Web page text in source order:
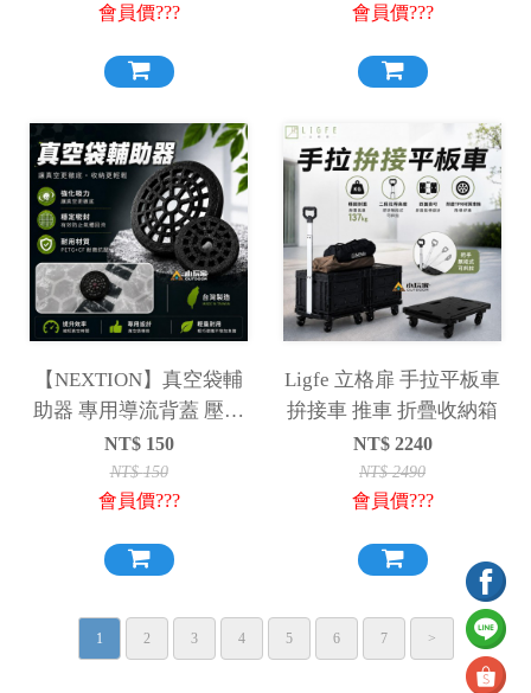
恆溫 3秒速熱 不須安裝
兩用 洗澡神器 淋浴神器
會員價??? 會員價???
【NEXTION】真空袋輔
助器 專用導流背蓋 壓縮
袋 適用 迪達蒙 Coody 星
火 真空袋
NT$ 150
NT$150
會員價???
Ligfe 立格扉 手拉平板車
拚接車 推車 折疊收納箱
NT$ 2240
NT$2490
會員價???
1 2 3 4 5 6 7 >